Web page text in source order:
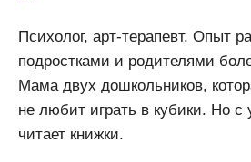
Психолог, арт-терапевт. Опыт
подростками и родителями
Мама двух дошкольников,
не любит играть в кубики. Но с
читает книжки.